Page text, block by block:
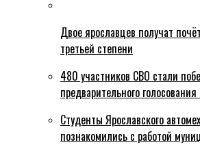
Двое ярославцев получат
третьей степени
480 участников СВО стали
предварительного голосования
Студенты Ярославского
познакомились с работой